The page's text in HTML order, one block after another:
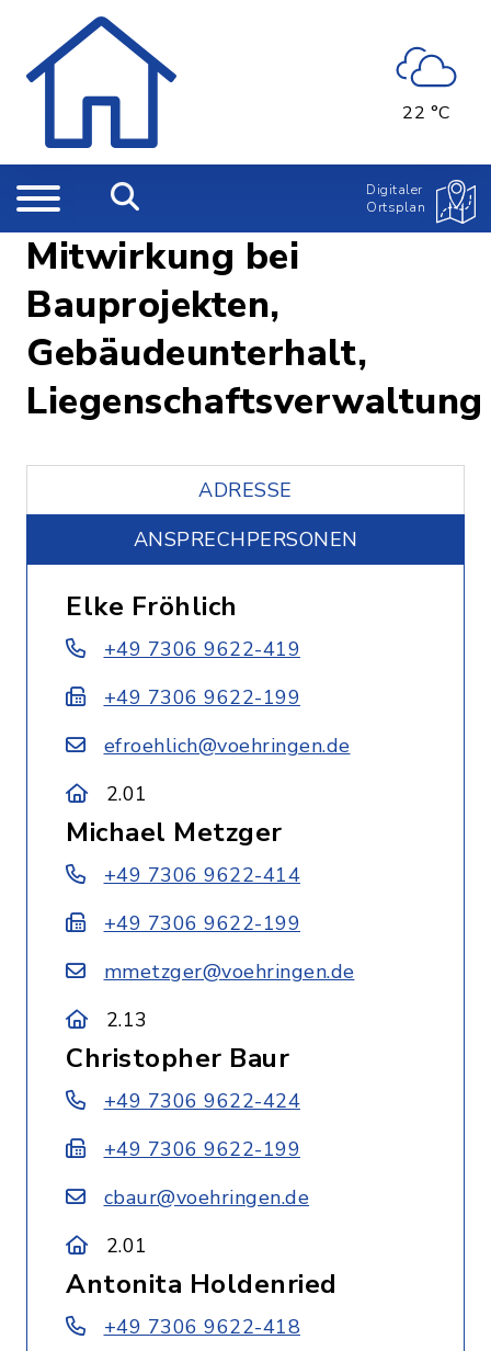
22 °C
Digitaler
Ortsplan
Mitwirkung bei
Bauprojekten,
Gebäudeunterhalt,
Liegenschaftsverwaltung
ADRESSE
ANSPRECHPERSONEN
Elke Fröhlich
+49 7306 9622-419
+49 7306 9622-199
efroehlich@voehringen.de
2.01
Michael Metzger
+49 7306 9622-414
+49 7306 9622-199
mmetzger@voehringen.de
2.13
Christopher Baur
+49 7306 9622-424
+49 7306 9622-199
cbaur@voehringen.de
2.01
Antonita Holdenried
+49 7306 9622-418